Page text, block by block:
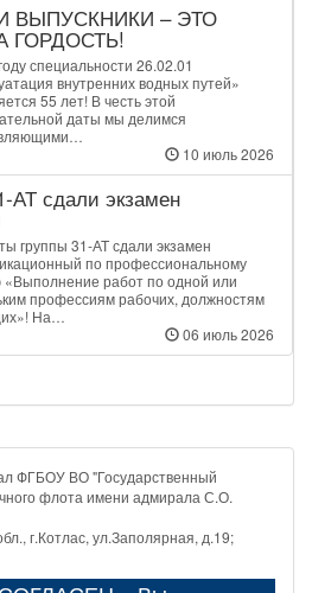
ВЫПУСКНИКИ – ЭТО
ГОРДОСТЬ!
специальности 26.02.01
внутренних водных путей»
55 лет! В честь этой
даты мы делимся
10 июль 2026
сдали экзамен
группы 31‑АТ сдали экзамен
по профессиональному
работ по одной или
профессиям рабочих, должностям
На…
06 июль 2026
ФГБОУ ВО "Государственный
флота имени адмирала С.О.
г.Котлас, ул.Заполярная, д.19;